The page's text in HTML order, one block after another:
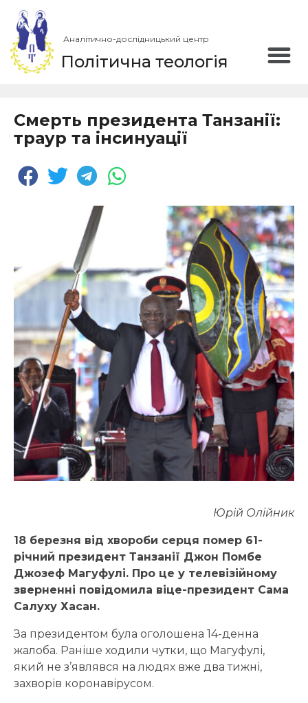
Аналітично-дослідницький центр
Політична теологія
Смерть президента Танзанії:
траур та інсинуації
Юрій Олійник
18 березня від хвороби серця помер 61-
річний президент Танзанії Джон Помбе
Джозеф Магуфулі. Про це у телевізійному
зверненні повідомила віце-президент Сама
Салуху Хасан.
За президентом була оголошена 14-денна
жалоба. Раніше ходили чутки, що Магуфулі,
який не з’являвся на людях вже два тижні,
захворів коронавірусом.